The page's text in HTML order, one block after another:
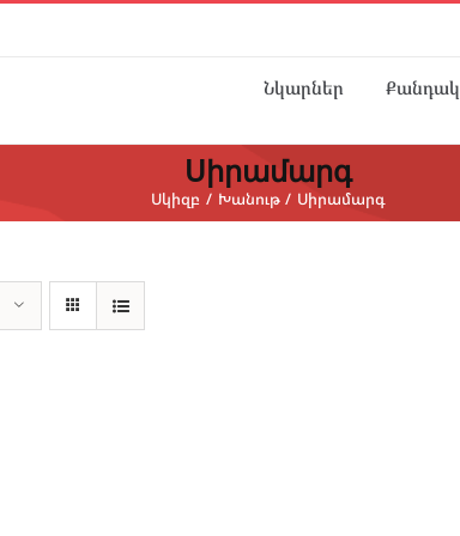
Նկարներ Քանդակ
Սիրամարգ
Սկիզբ Խանութ Սիրամարգ